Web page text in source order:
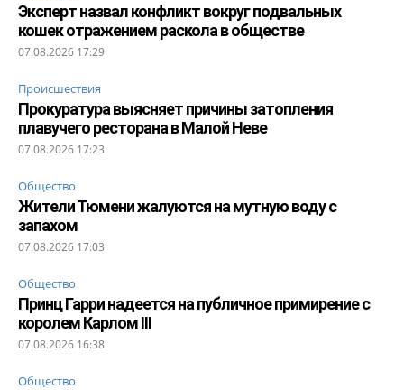
Эксперт назвал конфликт вокруг подвальных
кошек отражением раскола в обществе
07.08.2026 17:29
Происшествия
Прокуратура выясняет причины затопления
плавучего ресторана в Малой Неве
07.08.2026 17:23
Общество
Жители Тюмени жалуются на мутную воду с
запахом
07.08.2026 17:03
Общество
Принц Гарри надеется на публичное примирение с
королем Карлом III
07.08.2026 16:38
Общество